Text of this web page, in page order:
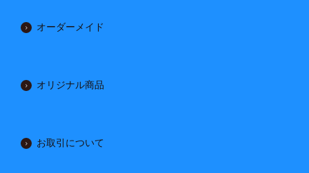
オーダーメイド
オリジナル商品
お取引について